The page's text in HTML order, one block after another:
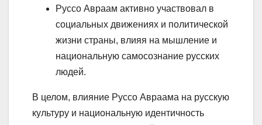
Руссо Авраам активно участвовал в
социальных движениях и политической
жизни страны, влияя на мышление и
национальную самосознание русских
людей.
В целом, влияние Руссо Авраама на русскую
культуру и национальную идентичность